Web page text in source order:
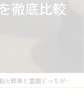
徹底比較
車と霊園どっちが良い？ペット火葬サービスを徹底比較